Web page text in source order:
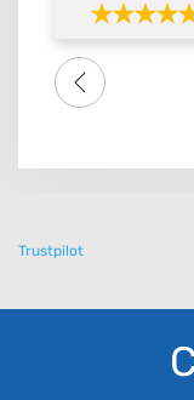
massimo del
one . Grazie
Trustpilot